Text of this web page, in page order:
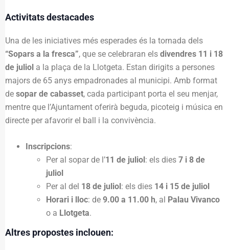
Activitats destacades
Una de les iniciatives més esperades és la tornada dels
“Sopars a la fresca”, que se celebraran els divendres 11 i 18
de juliol a la plaça de la Llotgeta. Estan dirigits a persones
majors de 65 anys empadronades al municipi. Amb format
de sopar de cabasset, cada participant porta el seu menjar,
mentre que l’Ajuntament oferirà beguda, picoteig i música en
directe per afavorir el ball i la convivència.
Inscripcions:
Per al sopar de l’11 de juliol: els dies 7 i 8 de
juliol
Per al del 18 de juliol: els dies 14 i 15 de juliol
Horari i lloc: de 9.00 a 11.00 h, al Palau Vivanco
o a Llotgeta.
Altres propostes inclouen: